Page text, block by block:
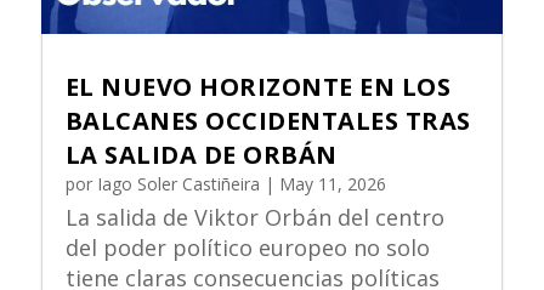
EL NUEVO HORIZONTE EN LOS
BALCANES OCCIDENTALES TRAS
LA SALIDA DE ORBÁN
por Iago Soler Castiñeira | May 11, 2026
La salida de Viktor Orbán del centro
del poder político europeo no solo
tiene claras consecuencias políticas